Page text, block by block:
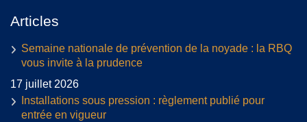
Articles
Semaine nationale de prévention de la noyade : la RBQ
vous invite à la prudence
17 juillet 2026
Installations sous pression : règlement publié pour
entrée en vigueur